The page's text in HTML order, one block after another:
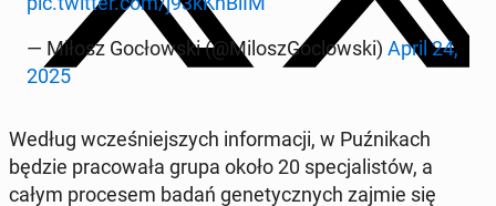
— Miłosz Go­cłow­ski (@Mi­lo­szGoc­low­ski) April 24,
2025
Według wcze­śniej­szych in­for­ma­cji, w Puź­ni­kach
będzie pra­co­wa­ła grupa około 20 spe­cja­li­stów, a
całym pro­ce­sem badań ge­ne­tycz­nych zajmie się